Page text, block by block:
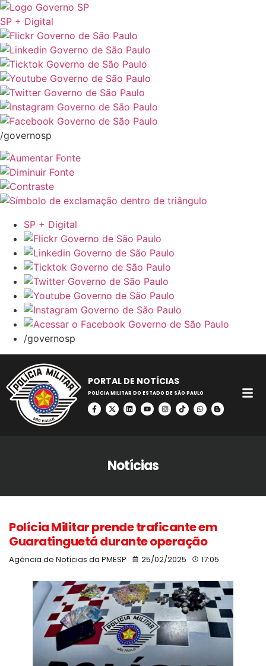
SP + Digital
/governosp
SP + Digital
/governosp
PORTAL DE NOTÍCIAS
POLÍCIA MILITAR DO ESTADO DE SÃO PAULO
Notícias
Polícia Militar prende traficante em
Guaratinguetá durante operação
Agência de Notícias da PMESP 25/02/2025 17:05